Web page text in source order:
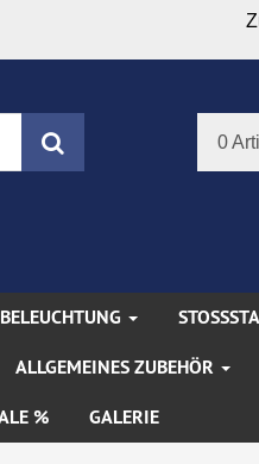
0
BELEUCHTUNG
ALLGEMEINES ZUBEHÖR
%
GALERIE